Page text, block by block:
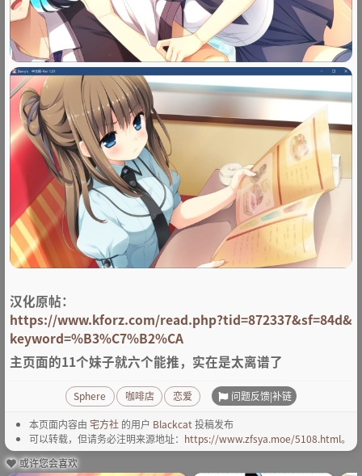
汉化原帖：
https://www.kforz.com/read.php?tid=872337&sf=84d&
keyword=%B3%C7%B2%CA
主页面的11个妹子就六个能推，实在是太离谱了
Sphere 咖啡店 恋爱 问题反馈|补链
本页面内容由 宅方社 的用户 Blackcat投稿发布
可以转载，但请务必注明来源地址： https://www.zfsya.moe/5108.html。
或许您会喜欢